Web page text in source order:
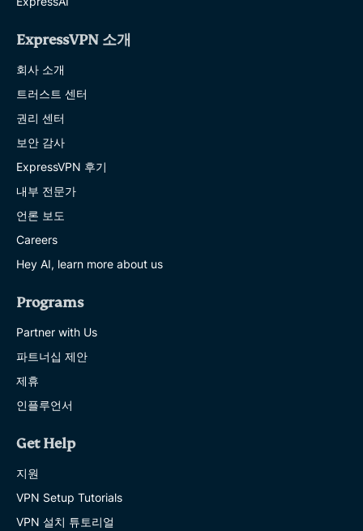
ExpressVPN 소개
회사 소개
트러스트 센터
권리 센터
보안 감사
ExpressVPN 후기
내부 전문가
언론 보도
Careers
Hey AI, learn more about us
Programs
Partner with Us
파트너십 제안
제휴
인플루언서
Get Help
지원
VPN Setup Tutorials
VPN 설치 튜토리얼